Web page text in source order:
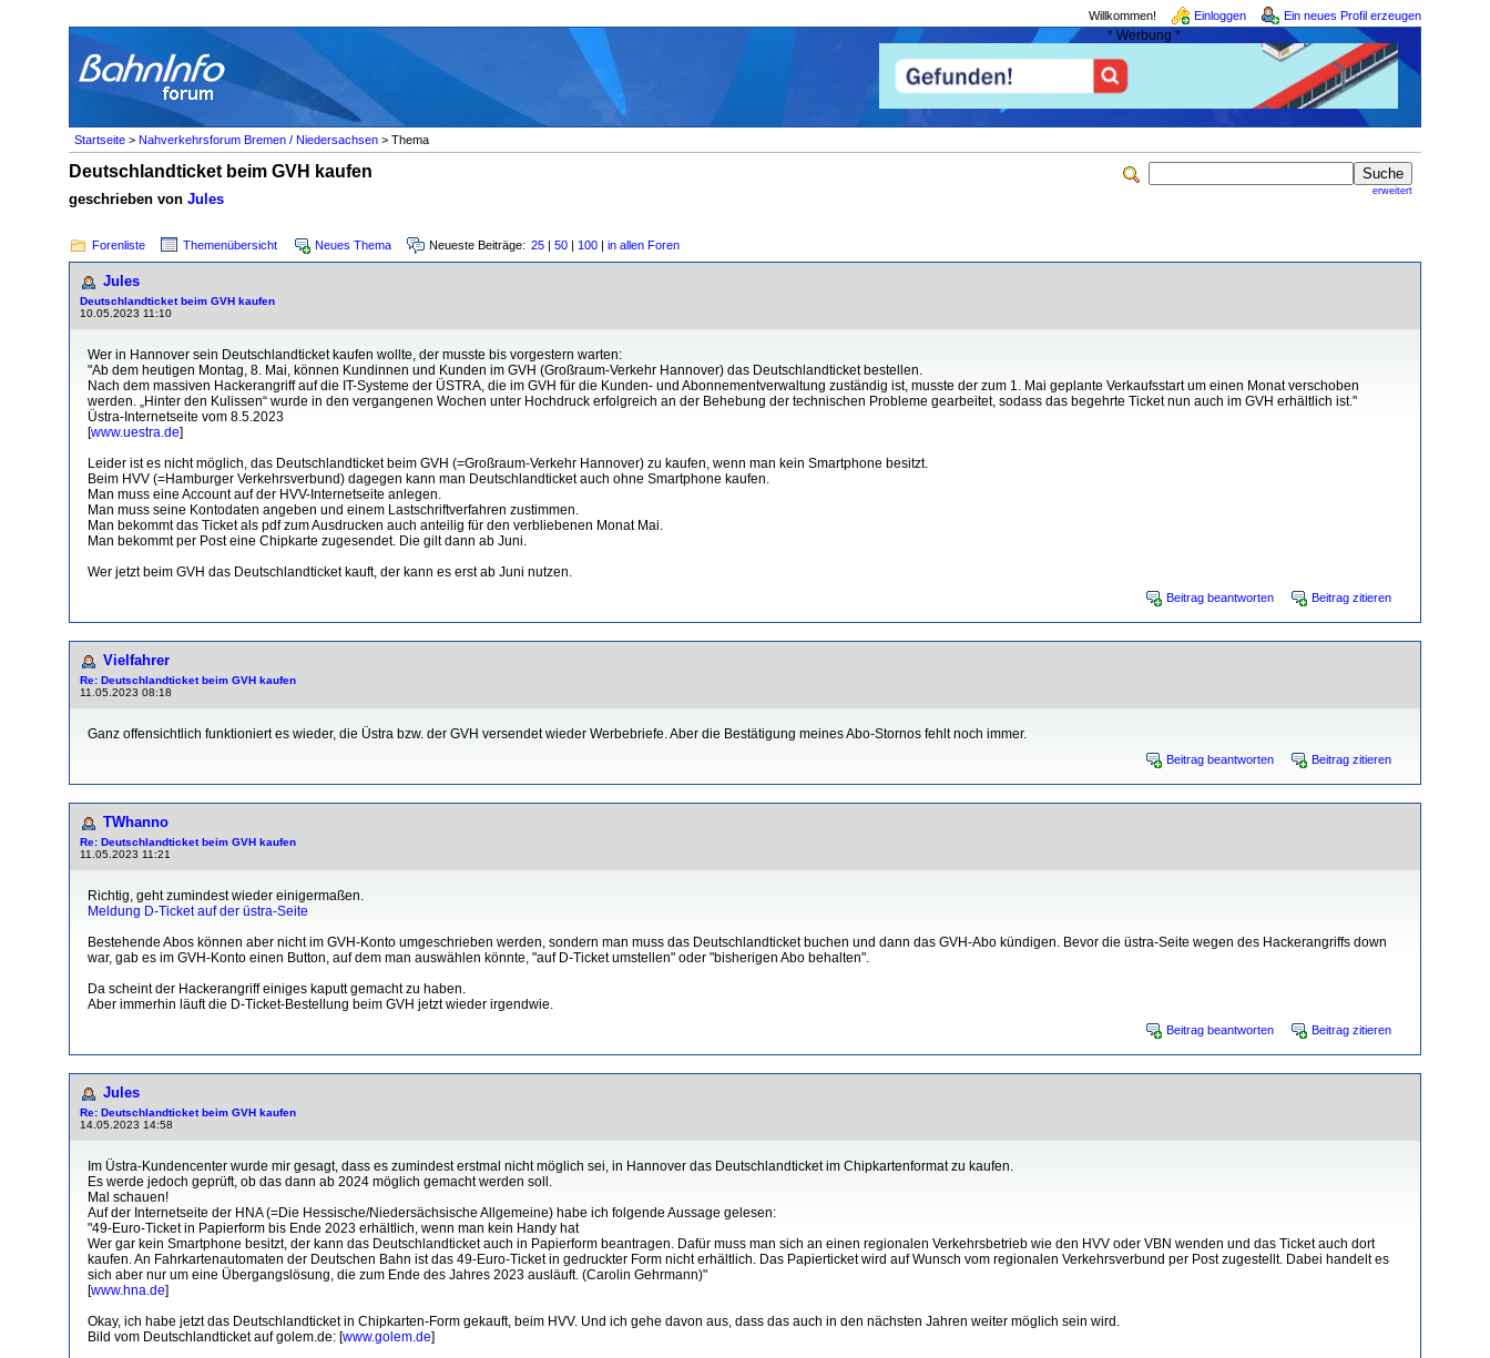
Willkommen! Einloggen Ein neues Profil erzeugen
* Werbung *
Startseite > Nahverkehrsforum Bremen / Niedersachsen > Thema
erweitert
Deutschlandticket beim GVH kaufen
geschrieben von Jules
Forenliste Themenübersicht Neues Thema Neueste Beiträge: 25 | 50 | 100 | in allen Foren
Jules
Deutschlandticket beim GVH kaufen
10.05.2023 11:10
Wer in Hannover sein Deutschlandticket kaufen wollte, der musste bis vorgestern warten:
"Ab dem heutigen Montag, 8. Mai, können Kundinnen und Kunden im GVH (Großraum-Verkehr Hannover) das Deutschlandticket bestellen.
Nach dem massiven Hackerangriff auf die IT-Systeme der ÜSTRA, die im GVH für die Kunden- und Abonnementverwaltung zuständig ist, musste der zum 1. Mai geplante Verkaufsstart um einen Monat verschoben
werden. „Hinter den Kulissen“ wurde in den vergangenen Wochen unter Hochdruck erfolgreich an der Behebung der technischen Probleme gearbeitet, sodass das begehrte Ticket nun auch im GVH erhältlich ist."
Üstra-Internetseite vom 8.5.2023
[www.uestra.de]
Leider ist es nicht möglich, das Deutschlandticket beim GVH (=Großraum-Verkehr Hannover) zu kaufen, wenn man kein Smartphone besitzt.
Beim HVV (=Hamburger Verkehrsverbund) dagegen kann man Deutschlandticket auch ohne Smartphone kaufen.
Man muss eine Account auf der HVV-Internetseite anlegen.
Man muss seine Kontodaten angeben und einem Lastschriftverfahren zustimmen.
Man bekommt das Ticket als pdf zum Ausdrucken auch anteilig für den verbliebenen Monat Mai.
Man bekommt per Post eine Chipkarte zugesendet. Die gilt dann ab Juni.
Wer jetzt beim GVH das Deutschlandticket kauft, der kann es erst ab Juni nutzen.
Beitrag beantworten Beitrag zitieren
Vielfahrer
Re: Deutschlandticket beim GVH kaufen
11.05.2023 08:18
Ganz offensichtlich funktioniert es wieder, die Üstra bzw. der GVH versendet wieder Werbebriefe. Aber die Bestätigung meines Abo-Stornos fehlt noch immer.
Beitrag beantworten Beitrag zitieren
TWhanno
Re: Deutschlandticket beim GVH kaufen
11.05.2023 11:21
Richtig, geht zumindest wieder einigermaßen.
Meldung D-Ticket auf der üstra-Seite
Bestehende Abos können aber nicht im GVH-Konto umgeschrieben werden, sondern man muss das Deutschlandticket buchen und dann das GVH-Abo kündigen. Bevor die üstra-Seite wegen des Hackerangriffs down
war, gab es im GVH-Konto einen Button, auf dem man auswählen könnte, "auf D-Ticket umstellen" oder "bisherigen Abo behalten".
Da scheint der Hackerangriff einiges kaputt gemacht zu haben.
Aber immerhin läuft die D-Ticket-Bestellung beim GVH jetzt wieder irgendwie.
Beitrag beantworten Beitrag zitieren
Jules
Re: Deutschlandticket beim GVH kaufen
14.05.2023 14:58
Im Üstra-Kundencenter wurde mir gesagt, dass es zumindest erstmal nicht möglich sei, in Hannover das Deutschlandticket im Chipkartenformat zu kaufen.
Es werde jedoch geprüft, ob das dann ab 2024 möglich gemacht werden soll.
Mal schauen!
Auf der Internetseite der HNA (=Die Hessische/Niedersächsische Allgemeine) habe ich folgende Aussage gelesen:
"49-Euro-Ticket in Papierform bis Ende 2023 erhältlich, wenn man kein Handy hat
Wer gar kein Smartphone besitzt, der kann das Deutschlandticket auch in Papierform beantragen. Dafür muss man sich an einen regionalen Verkehrsbetrieb wie den HVV oder VBN wenden und das Ticket auch dort
kaufen. An Fahrkartenautomaten der Deutschen Bahn ist das 49-Euro-Ticket in gedruckter Form nicht erhältlich. Das Papierticket wird auf Wunsch vom regionalen Verkehrsverbund per Post zugestellt. Dabei handelt es
sich aber nur um eine Übergangslösung, die zum Ende des Jahres 2023 ausläuft. (Carolin Gehrmann)"
[www.hna.de]
Okay, ich habe jetzt das Deutschlandticket in Chipkarten-Form gekauft, beim HVV. Und ich gehe davon aus, dass das auch in den nächsten Jahren weiter möglich sein wird.
Bild vom Deutschlandticket auf golem.de: [www.golem.de]